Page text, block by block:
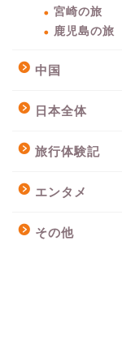
宮崎の旅
鹿児島の旅
中国
日本全体
旅行体験記
エンタメ
その他